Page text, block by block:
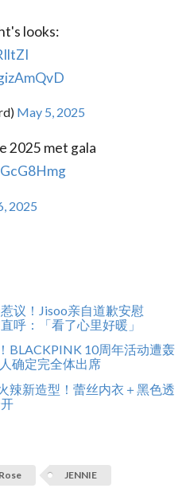
looks:
May 5, 2025
2025 met gala
2025
议！Jisoo亲自道歉安慰
呼：「看了心里好暖」
BLACKPINK 10周年活动遭轰
确定完全体出席
辣新造型！蕾丝内衣＋黑色透
Rose JENNIE